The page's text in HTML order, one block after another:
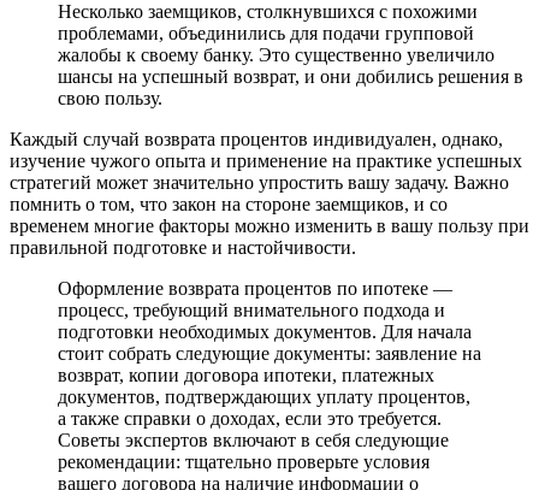
Несколько заемщиков, столкнувшихся с похожими
проблемами, объединились для подачи групповой
жалобы к своему банку. Это существенно увеличило
шансы на успешный возврат, и они добились решения в
свою пользу.
Каждый случай возврата процентов индивидуален, однако,
изучение чужого опыта и применение на практике успешных
стратегий может значительно упростить вашу задачу. Важно
помнить о том, что закон на стороне заемщиков, и со
временем многие факторы можно изменить в вашу пользу при
правильной подготовке и настойчивости.
Оформление возврата процентов по ипотеке —
процесс, требующий внимательного подхода и
подготовки необходимых документов. Для начала
стоит собрать следующие документы: заявление на
возврат, копии договора ипотеки, платежных
документов, подтверждающих уплату процентов,
а также справки о доходах, если это требуется.
Советы экспертов включают в себя следующие
рекомендации: тщательно проверьте условия
вашего договора на наличие информации о